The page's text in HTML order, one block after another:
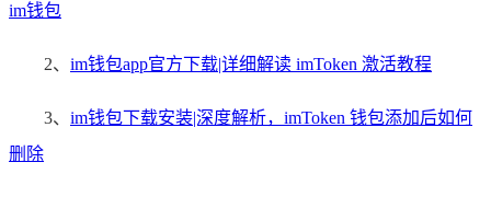
im钱包
2、 im钱包app官方下载|详细解读 imToken 激活教程
3、 im钱包下载安装|深度解析，imToken 钱包添加后如何
删除